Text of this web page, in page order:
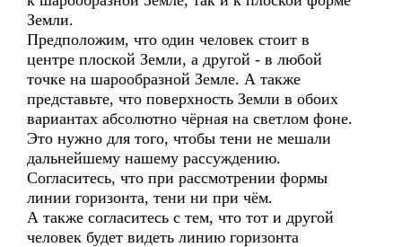
Земли.
Предположим, что один человек стоит в
центре плоской Земли, а другой - в любой
точке на шарообразной Земле. А также
представьте, что поверхность Земли в обоих
вариантах абсолютно чёрная на светлом фоне.
Это нужно для того, чтобы тени не мешали
дальнейшему нашему рассуждению.
Согласитесь, что при рассмотрении формы
линии горизонта, тени ни при чём.
А также согласитесь с тем, что тот и другой
человек будет видеть линию горизонта